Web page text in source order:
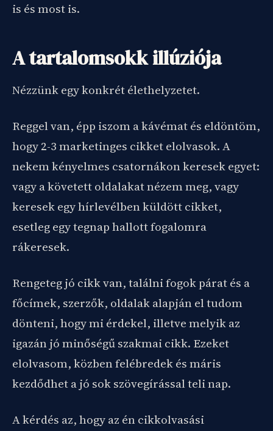
is és most is.
A tartalomsokk illúziója
Nézzünk egy konkrét élethelyzetet.
Reggel van, épp iszom a kávémat és eldöntöm,
hogy 2-3 marketinges cikket elolvasok. A
nekem kényelmes csatornákon keresek egyet:
vagy a követett oldalakat nézem meg, vagy
keresek egy hírlevélben küldött cikket,
esetleg egy tegnap hallott fogalomra
rákeresek.
Rengeteg jó cikk van, találni fogok párat és a
főcímek, szerzők, oldalak alapján el tudom
dönteni, hogy mi érdekel, illetve melyik az
igazán jó minőségű szakmai cikk. Ezeket
elolvasom, közben felébredek és máris
kezdődhet a jó sok szövegírással teli nap.
A kérdés az, hogy az én cikkolvasási